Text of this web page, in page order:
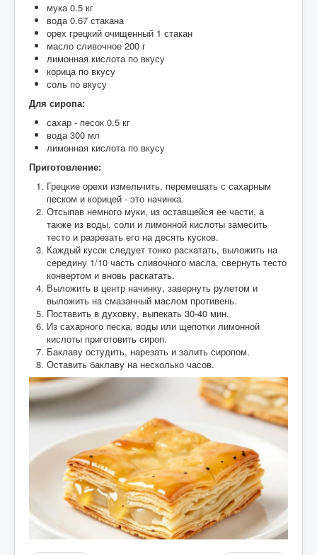
мука 0.5 кг
вода 0.67 стакана
орех грецкий очищенный 1 стакан
масло сливочное 200 г
лимонная кислота по вкусу
корица по вкусу
соль по вкусу
Для сиропа:
сахар - песок 0.5 кг
вода 300 мл
лимонная кислота по вкусу
Приготовление:
Грецкие орехи измельчить, перемешать с сахарным
песком и корицей - это начинка.
Отсыпав немного муки, из оставшейся ее части, а
также из воды, соли и лимонной кислоты замесить
тесто и разрезать его на десять кусков.
Каждый кусок следует тонко раскатать, выложить на
середину 1/10 часть сливочного масла, свернуть тесто
конвертом и вновь раскатать.
Выложить в центр начинку, завернуть рулетом и
выложить на смазанный маслом противень.
Поставить в духовку, выпекать 30-40 мин.
Из сахарного песка, воды или щепотки лимонной
кислоты приготовить сироп.
Баклаву остудить, нарезать и залить сиропом.
Оставить баклаву на несколько часов.